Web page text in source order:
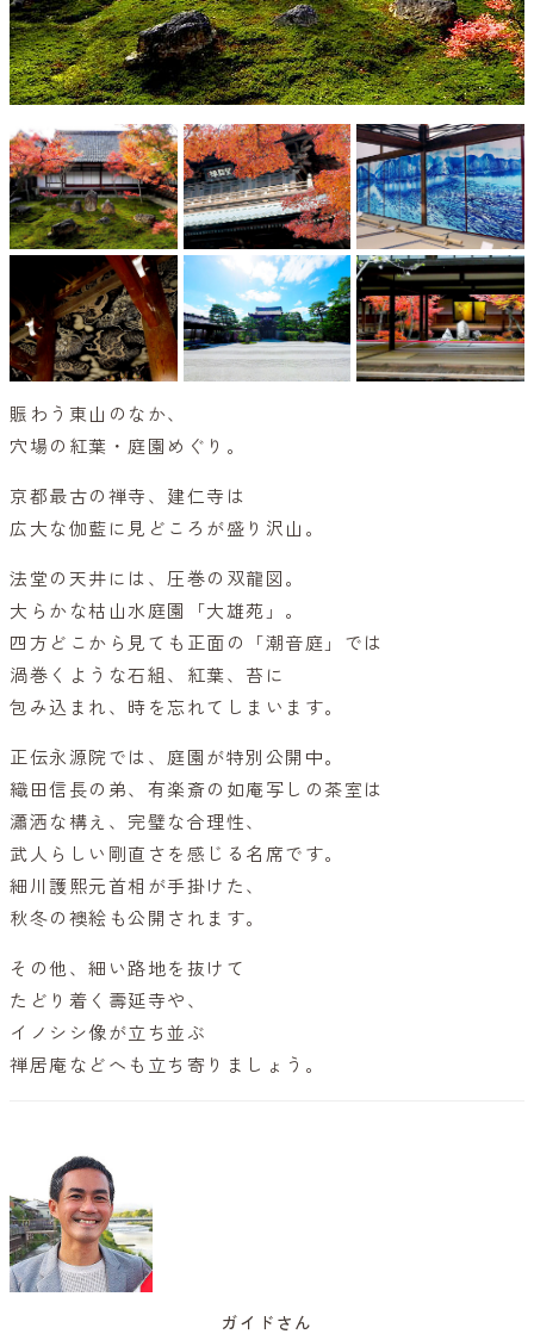
賑わう東山のなか、
穴場の紅葉・庭園めぐり。
京都最古の禅寺、建仁寺は
広大な伽藍に見どころが盛り沢山。
法堂の天井には、圧巻の双龍図。
大らかな枯山水庭園「大雄苑」。
四方どこから見ても正面の「潮音庭」では
渦巻くような石組、紅葉、苔に
包み込まれ、時を忘れてしまいます。
正伝永源院では、庭園が特別公開中。
織田信長の弟、有楽斎の如庵写しの茶室は
瀟洒な構え、完璧な合理性、
武人らしい剛直さを感じる名席です。
細川護熙元首相が手掛けた、
秋冬の襖絵も公開されます。
その他、細い路地を抜けて
たどり着く壽延寺や、
イノシシ像が立ち並ぶ
禅居庵などへも立ち寄りましょう。
ガイドさん